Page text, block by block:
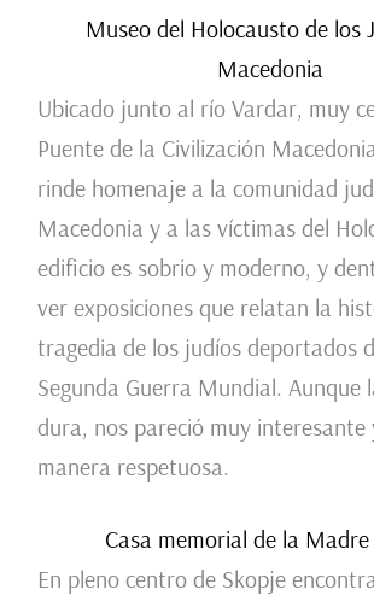
Museo del Holocausto de los
Macedonia
Ubicado junto al río Vardar, muy
Puente de la Civilización
rinde homenaje a la comunidad
Macedonia y a las víctimas del
edificio es sobrio y moderno, y
ver exposiciones que relatan la
tragedia de los judíos deportados
Segunda Guerra Mundial. Aunque
dura, nos pareció muy interesante
manera respetuosa.
Casa memorial de la Madre
En pleno centro de Skopje